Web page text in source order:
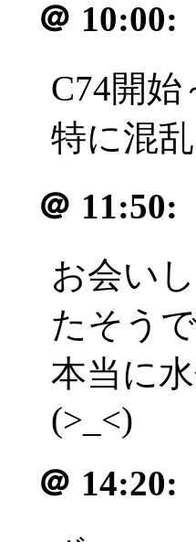
＠ 10:00:
C74開始
特に混
＠ 11:50:
お会い
たそう
本当に
(>_<)
＠ 14:20: